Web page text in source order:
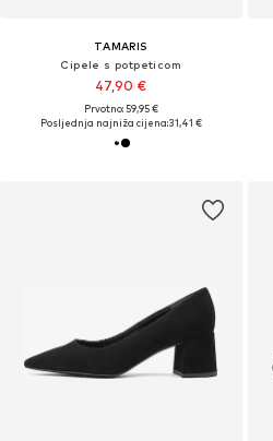
TAMARIS
Cipele s potpeticom
47,90 €
Prvotno: 59,95 €
Posljednja najniža cijena:31,41 €